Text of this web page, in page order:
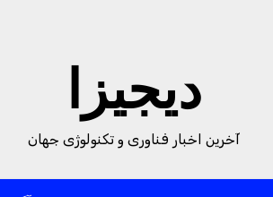
دیجیزا
آخرین اخبار فناوری و تکنولوژی جهان